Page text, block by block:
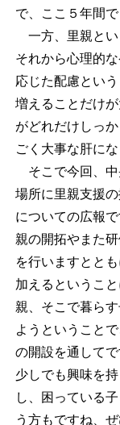
で、ここ５年間
一方、里親とい
それから心理的
応じた配慮とい
増えることだけ
がどれだけしっ
ごく大事な肝に
そこで今回、中
場所に里親支援
についての広報
親の開拓やまた
を行いますとと
加えるというこ
親、そこで暮ら
ようということ
の開設を通して
少しでも興味を
し、困っている
う方もですね、